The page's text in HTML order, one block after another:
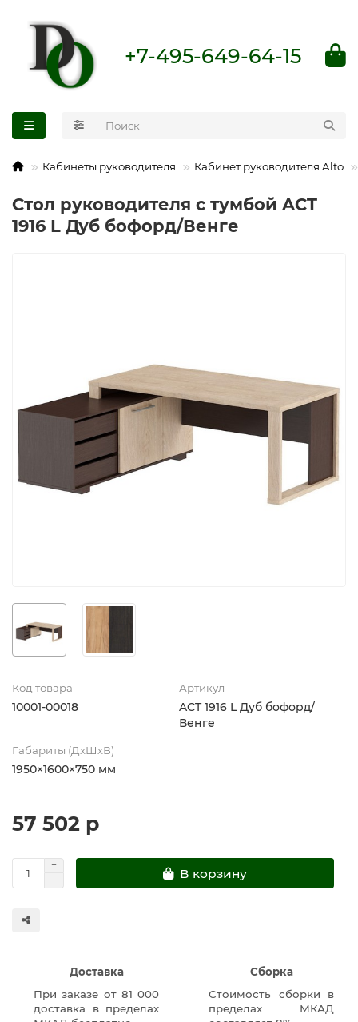
+7-495-649-64-15
Кабинеты руководителя Кабинет руководителя Alto
Стол руководителя с тумбой ACT
1916 L Дуб бофорд/Венге
Код товара
10001-00018
Артикул
ACT 1916 L Дуб бофорд/
Венге
Габариты (ДхШхВ)
1950×1600×750 мм
57 502 р
В корзину
Доставка
При заказе от 81 000
доставка в пределах
Сборка
Стоимость сборки в
пределах МКАД